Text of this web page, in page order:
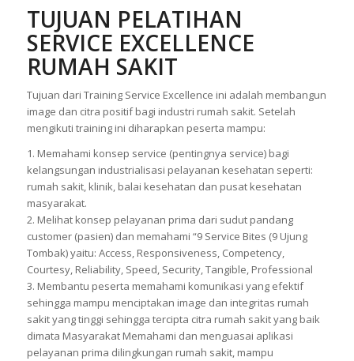
TUJUAN PELATIHAN
SERVICE EXCELLENCE
RUMAH SAKIT
Tujuan dari Training Service Excellence ini adalah membangun
image dan citra positif bagi industri rumah sakit. Setelah
mengikuti training ini diharapkan peserta mampu:
1. Memahami konsep service (pentingnya service) bagi
kelangsungan industrialisasi pelayanan kesehatan seperti:
rumah sakit, klinik, balai kesehatan dan pusat kesehatan
masyarakat.
2. Melihat konsep pelayanan prima dari sudut pandang
customer (pasien) dan memahami “9 Service Bites (9 Ujung
Tombak) yaitu: Access, Responsiveness, Competency,
Courtesy, Reliability, Speed, Security, Tangible, Professional
3. Membantu peserta memahami komunikasi yang efektif
sehingga mampu menciptakan image dan integritas rumah
sakit yang tinggi sehingga tercipta citra rumah sakit yang baik
dimata Masyarakat Memahami dan menguasai aplikasi
pelayanan prima dilingkungan rumah sakit, mampu